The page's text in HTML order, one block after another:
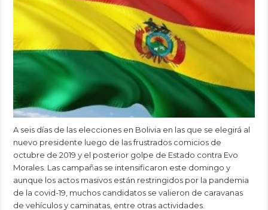
A seis días de las elecciones en Bolivia en las que se elegirá al
nuevo presidente luego de las frustrados comicios de
octubre de 2019 y el posterior golpe de Estado contra Evo
Morales. Las campañas se intensificaron este domingo y
aunque los actos masivos están restringidos por la pandemia
de la covid-19, muchos candidatos se valieron de caravanas
de vehículos y caminatas, entre otras actividades.